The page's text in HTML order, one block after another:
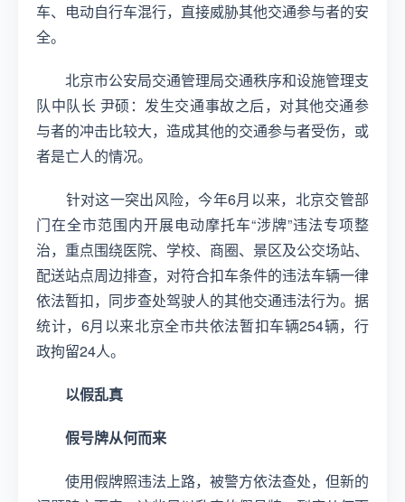
车、电动自行车混行，直接威胁其他交通参与者的安
全。
北京市公安局交通管理局交通秩序和设施管理支
队中队长 尹硕：发生交通事故之后，对其他交通参
与者的冲击比较大，造成其他的交通参与者受伤，或
者是亡人的情况。
针对这一突出风险，今年6月以来，北京交管部
门在全市范围内开展电动摩托车“涉牌”违法专项整
治，重点围绕医院、学校、商圈、景区及公交场站、
配送站点周边排查，对符合扣车条件的违法车辆一律
依法暂扣，同步查处驾驶人的其他交通违法行为。据
统计，6月以来北京全市共依法暂扣车辆254辆，行
政拘留24人。
以假乱真
假号牌从何而来
使用假牌照违法上路，被警方依法查处，但新的